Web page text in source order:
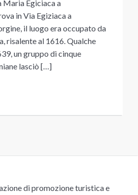
Maria Egiciaca a
in Via Egiziaca a
il luogo era occupato da
risalente al 1616. Qualche
un gruppo di cinque
lasciò […]
di promozione turistica e